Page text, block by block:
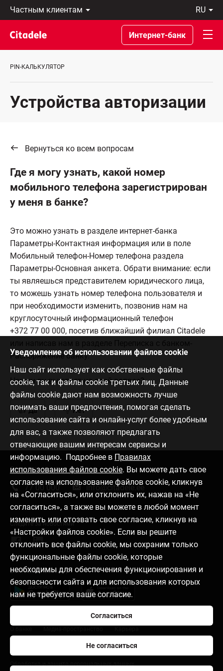
Частным
клиентам
Бизнес-
клиентам
О
C
ru
Eesti
По-
русски
In
Интернет-банк
PIN-КАЛЬКУЛЯТОР
Устройства авторизации
Вернуться ко всем вопросам
Где я могу узнать, какой номер
мобильного телефона зарегистрирован
у меня в банке?
Это можно узнать в разделе интернет-банка
Параметры-Контактная информация или в поле
Мобильный телефон-Номер телефона раздела
Параметры-Основная анкета. Обрати внимание: если
ты являешься представителем юридического лица,
то можешь узнать номер телефона пользователя и
при необходимости изменить, позвонив нам на
круглосуточный информационный телефон
+372 77 00 000, посетив ближайший филиал Citadele
Распоряжение банку.
Нашли ли вы ответ на свой вопрос?
Да Нет
Уведомление об использовании файлов cookie
Наш сайт использует как собственные файлы
cookie, так и файлы cookie третьих лиц. Данные
файлы cookie дают нам возможность лучше
понимать ваши предпочтения, помогая сделать
использование сайта и онлайн-услуг более удобным
для вас, а также позволяют предлагать
отвечающие вашим интересам сервисы и
информацию. Подробнее в Правилах
использования файлов cookie. Вы можете дать свое
согласие на использование файлов cookie, кликнув
на «Согласиться», или отклонить их, нажав на «Не
согласиться», а также вы можете в любой момент
изменить или отозвать свое согласие, кликнув на
«Настройки файлов cookie». Если вы решите
отклонить все файлы cookie, мы сохраним только
функциональные файлы cookie, которые
необходимы для обеспечения функционирования и
безопасности сайта и для использования которых
нам не требуется ваше согласие.
Согласиться
Не согласиться
Связаться с нами
77 00 000 info@citadele.ee
Следите за новостями
Download mobile app
Правила пользования страницей Настройки файлов cookie